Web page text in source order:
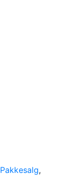
Pakkesalg,